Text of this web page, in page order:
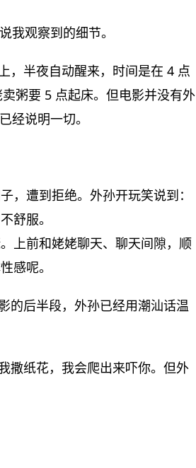
我观察到的细节。
，半夜自动醒来，时间是在 4 点
粥要 5 点起床。但电影并没有外
经说明一切。
，遭到拒绝。外孙开玩笑说到：
舒服。
上前和姥姥聊天、聊天间隙，顺
感呢。
的后半段，外孙已经用潮汕话温
撒纸花，我会爬出来吓你。但外